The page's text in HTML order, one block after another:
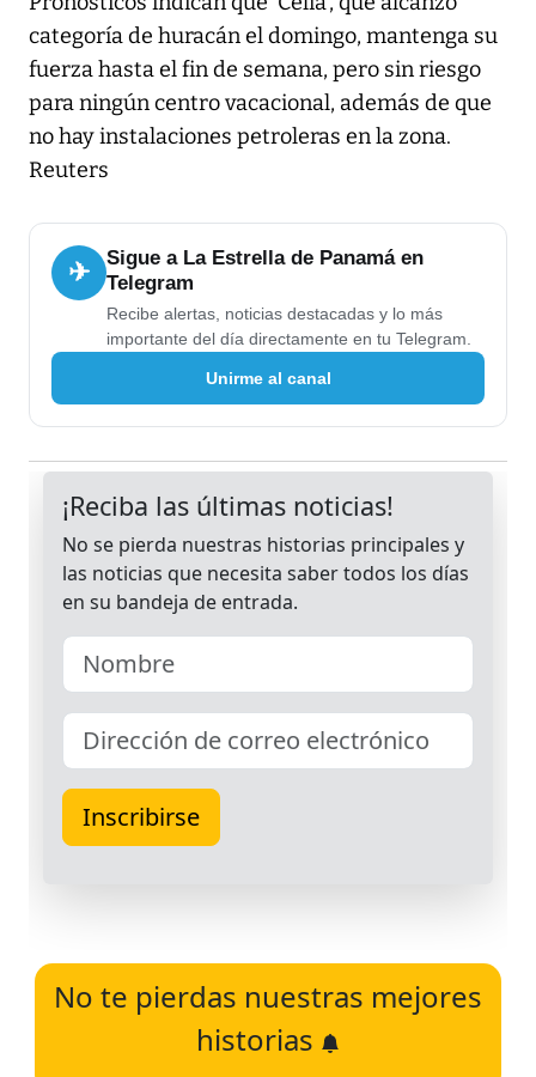
categoría de huracán el domingo, mantenga su
fuerza hasta el fin de semana, pero sin riesgo
para ningún centro vacacional, además de que
no hay instalaciones petroleras en la zona.
Reuters
✈
Sigue a La Estrella de Panamá en
Telegram
Recibe alertas, noticias destacadas y lo más
importante del día directamente en tu Telegram.
Unirme al canal
No te pierdas nuestras mejores
historias